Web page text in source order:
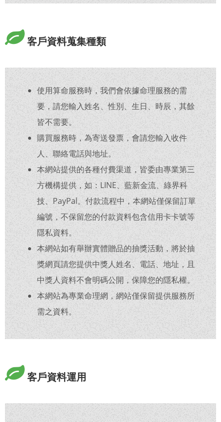
客戶資料蒐集種類
使用算命服務時，我們會依據命理服務的需
要，請您輸入姓名、性別、生日、時辰，其餘
皆不需要。
購買服務時，為寄送發票，會請您輸入收件
人、聯絡電話與地址。
本網站提供的各種付費渠道，皆委由專業第三
方機構提供，如：LINE、藍新金流、綠界科
技、PayPal。付款流程中，本網站僅保留訂單
編號，不保留您的付款資料包含信用卡卡號等
隱私資料。
本網站如有舉辦實體贈品的抽獎活動，將於抽
獎網頁請您提供中獎人姓名、電話、地址，且
中獎人資料不會明碼公開，保障您的隱私權。
本網站為專業命理網，網站僅保留提供服務所
需之資料。
客戶資料運用